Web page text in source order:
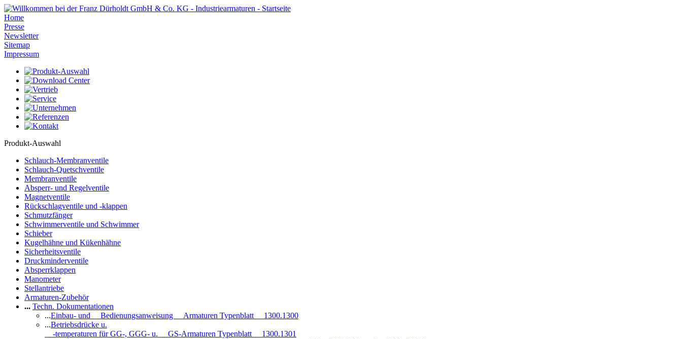
Home
Presse
Newsletter
Sitemap
Impressum
Produkt-Auswahl
Schlauch-Membranventile
Schlauch-Quetschventile
Membranventile
Absperr- und Regelventile
Magnetventile
Rückschlagventile und -klappen
Schmutzfänger
Schwimmerventile und Schwimmer
Schieber
Kugelhähne und Kükenhähne
Sicherheitsventile
Druckminderventile
Absperrklappen
Manometer
Stellantriebe
Armaturen-Zubehör
... Techn. Dokumentationen
...Einbau- und Bedienungsanweisung Armaturen Typenblatt 1300.1300
...Betriebsdrücke u.
-temperaturen für GG-, GGG- u. GS-Armaturen Typenblatt 1300.1301